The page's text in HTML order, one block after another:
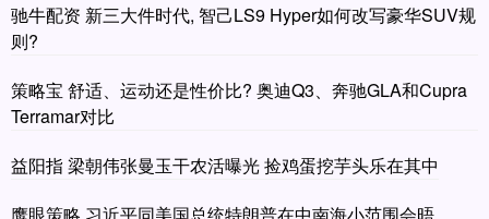
驰牛配资 新三大件时代, 智己LS9 Hyper如何改写豪华SUV规
则?
策略宝 舒适、运动还是性价比? 奥迪Q3、奔驰GLA和Cupra
Terramar对比
益阳指 梁朝伟张曼玉干农活曝光 捡鸡蛋挖芋头乐在其中